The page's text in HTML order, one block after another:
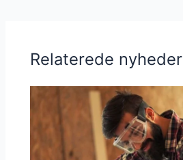
Relaterede nyheder